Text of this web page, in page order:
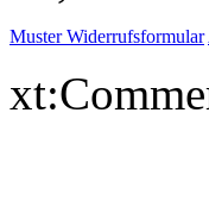
Muster Widerrufsformular